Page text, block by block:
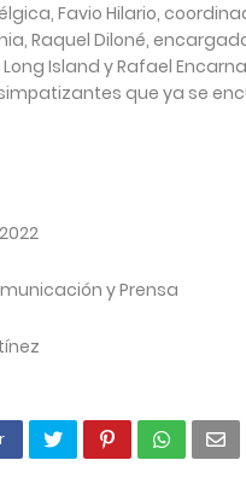
Favio Hilario,
Raquel Diloné,
Island y Rafael
que ya se
y Prensa